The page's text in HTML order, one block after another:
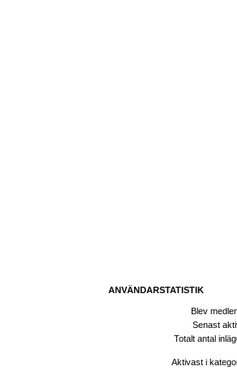
ANVÄNDARSTATISTIK
Blev
Senast
Totalt antal
Aktivast i